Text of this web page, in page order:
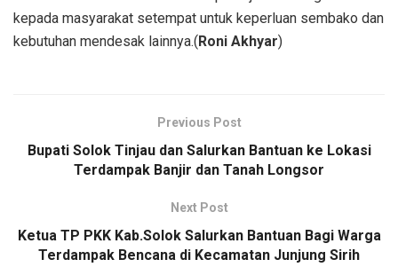
kepada masyarakat setempat untuk keperluan sembako dan
kebutuhan mendesak lainnya.(Roni Akhyar)
Previous Post
Bupati Solok Tinjau dan Salurkan Bantuan ke Lokasi
Terdampak Banjir dan Tanah Longsor
Next Post
Ketua TP PKK Kab.Solok Salurkan Bantuan Bagi Warga
Terdampak Bencana di Kecamatan Junjung Sirih